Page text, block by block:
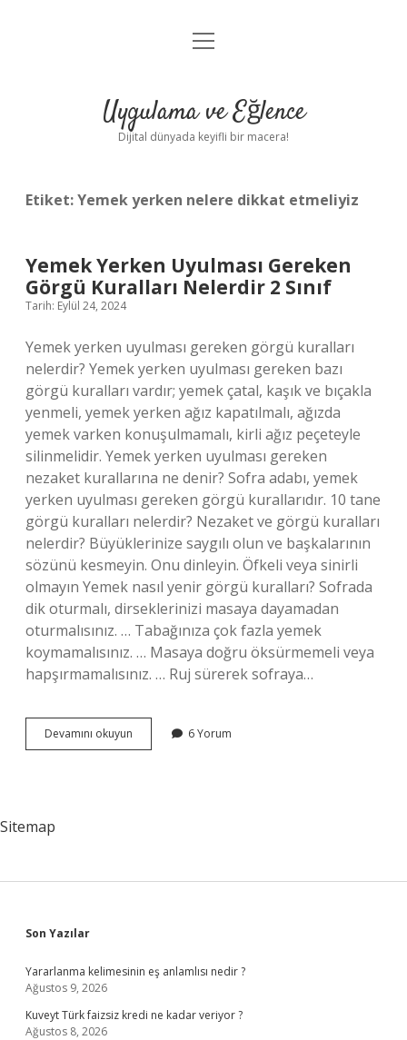
Anasayfa
Yasal Uyarı
menüyü
Uygulama ve Eğlence
Dijital dünyada keyifli bir macera!
Etiket:Yemek yerken nelere dikkat etmeliyiz
Yemek Yerken Uyulması Gereken
Görgü Kuralları Nelerdir 2 Sınıf
Tarih: Eylül 24, 2024
Yemek yerken uyulması gereken görgü kuralları
nelerdir? Yemek yerken uyulması gereken bazı
görgü kuralları vardır; yemek çatal, kaşık ve bıçakla
yenmeli, yemek yerken ağız kapatılmalı, ağızda
yemek varken konuşulmamalı, kirli ağız peçeteyle
silinmelidir. Yemek yerken uyulması gereken
nezaket kurallarına ne denir? Sofra adabı, yemek
yerken uyulması gereken görgü kurallarıdır. 10 tane
görgü kuralları nelerdir? Nezaket ve görgü kuralları
nelerdir? Büyüklerinize saygılı olun ve başkalarının
sözünü kesmeyin. Onu dinleyin. Öfkeli veya sinirli
olmayın Yemek nasıl yenir görgü kuralları? Sofrada
dik oturmalı, dirseklerinizi masaya dayamadan
oturmalısınız. … Tabağınıza çok fazla yemek
koymamalısınız. … Masaya doğru öksürmemeli veya
hapşırmamalısınız. … Ruj sürerek sofraya…
Devamını okuyun
Yerken
6 Yorum
Sitemap
Sidebar
Son Yazılar
Yararlanma kelimesinin eş anlamlısı nedir ?
Ağustos 9, 2026
Kuveyt Türk faizsiz kredi ne kadar veriyor ?
Ağustos 8, 2026